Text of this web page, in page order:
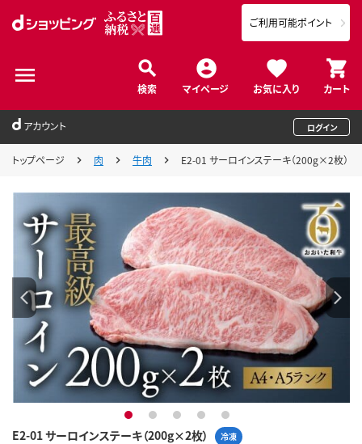
検索 マイページ お気に入り カート
ご利用可能ポイント
アカウント ログイン
トップページ 肉 牛肉 E2-01 サーロインステーキ（200g×2枚）
E2-01 サーロインステーキ（200g×2枚） 冷凍
1 2 3 4 5